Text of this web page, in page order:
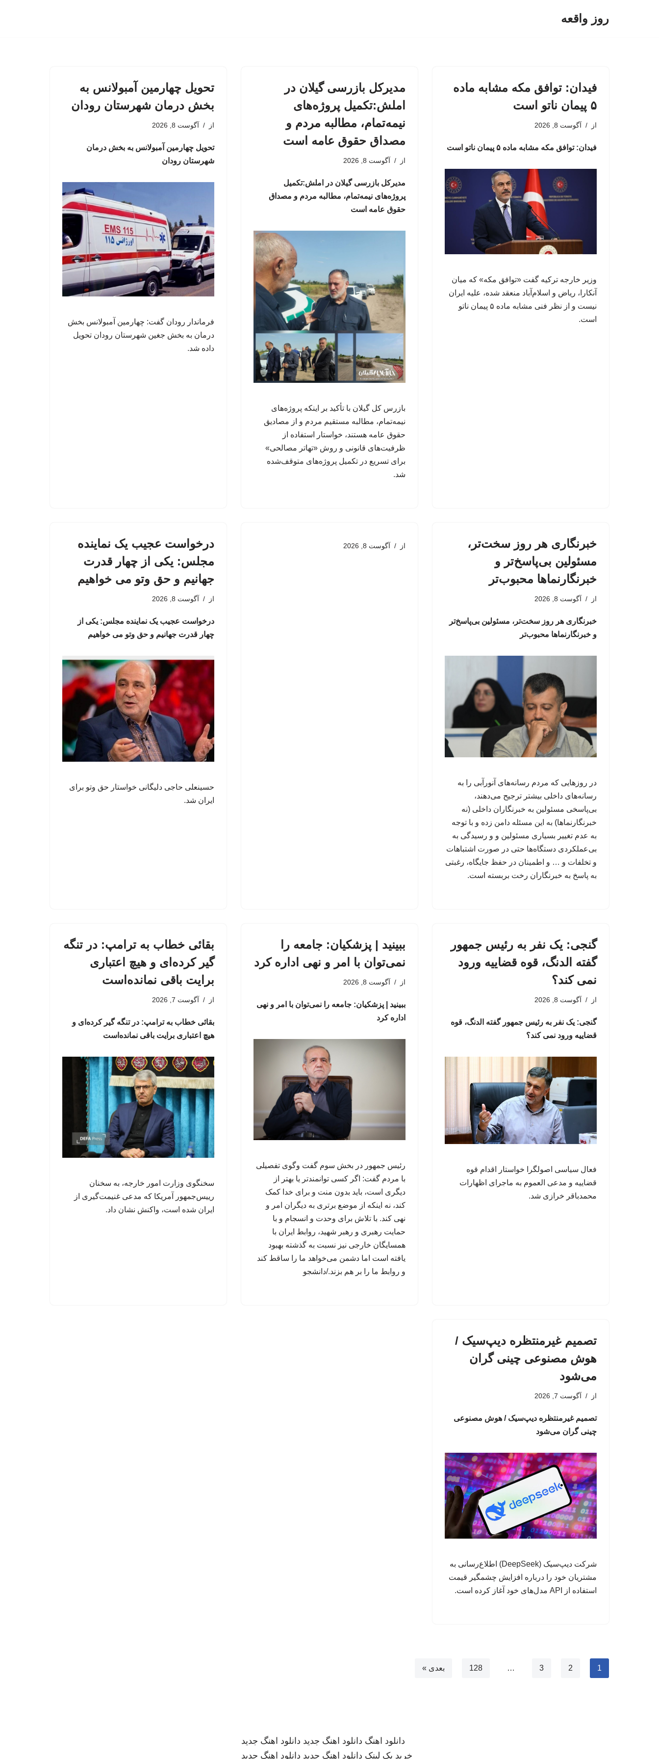
روز واقعه
فیدان: توافق مکه مشابه ماده
۵ پیمان ناتو است
از آگوست 8, 2026
فیدان: توافق مکه مشابه ماده ۵ پیمان ناتو است
وزیر خارجه ترکیه گفت «توافق مکه» که میان
آنکارا، ریاض و اسلام‌آباد منعقد شده، علیه ایران
نیست و از نظر فنی مشابه ماده ۵ پیمان ناتو
است.
مدیرکل بازرسی گیلان در
املش:تکمیل پروژه‌های
نیمه‌تمام، مطالبه مردم و
مصداق حقوق عامه است
از آگوست 8, 2026
مدیرکل بازرسی گیلان در املش:تکمیل
پروژه‌های نیمه‌تمام، مطالبه مردم و مصداق
حقوق عامه است
بازرس کل گیلان با تأکید بر اینکه پروژه‌های
نیمه‌تمام، مطالبه مستقیم مردم و از مصادیق
حقوق عامه هستند، خواستار استفاده از
ظرفیت‌های قانونی و روش «تهاتر مصالحی»
برای تسریع در تکمیل پروژه‌های متوقف‌شده
شد.
تحویل چهارمین آمبولانس به
بخش درمان شهرستان رودان
از آگوست 8, 2026
تحویل چهارمین آمبولانس به بخش درمان
شهرستان رودان
فرماندار رودان گفت: چهارمین آمبولانس بخش
درمان به بخش جغین شهرستان رودان تحویل
داده شد.
خبرنگاری هر روز سخت‌تر،
مسئولین بی‌پاسخ‌تر و
خبرنگارنماها محبوب‌تر
از آگوست 8, 2026
خبرنگاری هر روز سخت‌تر، مسئولین بی‌پاسخ‌تر
و خبرنگارنماها محبوب‌تر
در روزهایی که مردم رسانه‌های آنورآبی را به
رسانه‌های داخلی بیشتر ترجیح می‌دهند،
بی‌پاسخی مسئولین به خبرنگاران داخلی (نه
خبرنگارنماها) به این مسئله دامن زده و با توجه
به عدم تغییر بسیاری مسئولین و و رسیدگی به
بی‌عملکردی دستگاه‌ها حتی در صورت اشتباهات
و تخلفات و … و اطمینان در حفظ جایگاه، رغبتی
به پاسخ به خبرنگاران رخت بربسته است.
از آگوست 8, 2026
درخواست عجیب یک نماینده
مجلس: یکی از چهار قدرت
جهانیم و حق وتو می خواهیم
از آگوست 8, 2026
درخواست عجیب یک نماینده مجلس: یکی از
چهار قدرت جهانیم و حق وتو می خواهیم
حسینعلی حاجی دلیگانی خواستار حق وتو برای
ایران شد.
گنجی: یک نفر به رئیس جمهور
گفته الدنگ، قوه قضاییه ورود
نمی کند؟
از آگوست 8, 2026
گنجی: یک نفر به رئیس جمهور گفته الدنگ، قوه
قضاییه ورود نمی کند؟
فعال سیاسی اصولگرا خواستار اقدام قوه
قضاییه و مدعی العموم به ماجرای اظهارات
محمدباقر خرازی شد.
ببینید | پزشکیان: جامعه را
نمی‌توان با امر و نهی اداره کرد
از آگوست 8, 2026
ببینید | پزشکیان: جامعه را نمی‌توان با امر و نهی
اداره کرد
رئیس جمهور در بخش سوم گفت وگوی تفصیلی
با مردم گفت: اگر کسی توانمندتر یا بهتر از
دیگری است، باید بدون منت و برای خدا کمک
کند، نه اینکه از موضع برتری به دیگران امر و
نهی کند. با تلاش برای وحدت و انسجام و با
حمایت رهبری و رهبر شهید، روابط ایران با
همسایگان خارجی نیز نسبت به گذشته بهبود
یافته است اما دشمن می‌خواهد ما را ساقط کند
و روابط ما را بر هم بزند./دانشجو
بقائی خطاب به ترامپ: در تنگه
گیر کرده‌ای و هیچ اعتباری
برایت باقی نمانده‌است
از آگوست 7, 2026
بقائی خطاب به ترامپ: در تنگه گیر کرده‌ای و
هیچ اعتباری برایت باقی نمانده‌است
سخنگوی وزارت امور خارجه، به سخنان
رییس‌جمهور آمریکا که مدعی غنیمت‌گیری از
ایران شده است، واکنش نشان داد.
تصمیم غیرمنتظره دیپ‌سیک /
هوش مصنوعی چینی گران
می‌شود
از آگوست 7, 2026
تصمیم غیرمنتظره دیپ‌سیک / هوش مصنوعی
چینی گران می‌شود
شرکت دیپ‌سیک (DeepSeek) اطلاع‌رسانی به
مشتریان خود را درباره افزایش چشمگیر قیمت
استفاده از API مدل‌های خود آغاز کرده است.
1
2
3
…
128 بعدی »
دانلود اهنگ دانلود اهنگ جدید دانلود اهنگ جدید
خرید بک لینک دانلود اهنگ جدید دانلود اهنگ جدید